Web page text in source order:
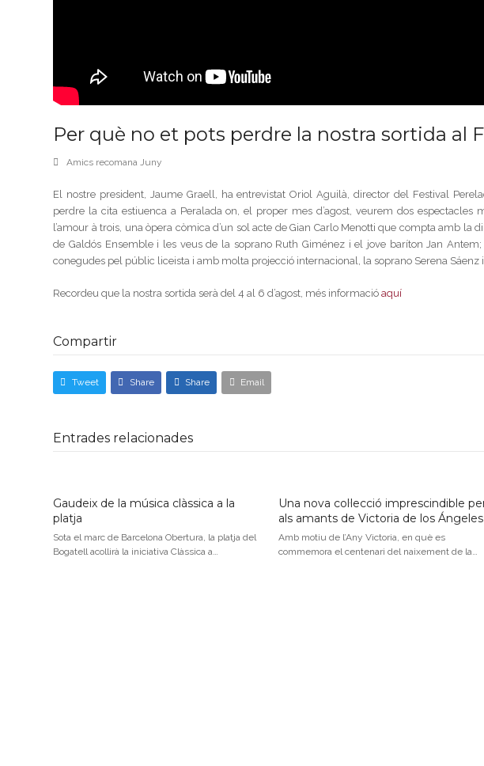
Per què no et pots perdre la nostra sortida al
Amics recomana Juny
El nostre president, Jaume Graell, ha entrevistat Oriol Aguilà, director del Festival
perdre la cita estiuenca a Peralada on, el proper mes d’agost, veurem dos espectacles
l’amour à trois, una òpera còmica d’un sol acte de Gian Carlo Menotti que compta amb la
de Galdós Ensemble i les veus de la soprano Ruth Giménez i el jove baríton Jan
conegudes pel públic liceista i amb molta projecció internacional, la soprano Serena Sáenz
Recordeu que la nostra sortida serà del 4 al 6 d’agost, més informacióaquí
Compartir
Tweet Share Share Email
Entrades relacionades
Gaudeix de la música clàssica a la
platja
Sota el marc de Barcelona Obertura, la platja del
Bogatell acollirà la iniciativa Clàssica a…
Una nova col·lecció imprescindible
als amants de Victoria de los Ángeles
Amb motiu de l’Any Victoria, en què es
commemora el centenari del naixement de la…